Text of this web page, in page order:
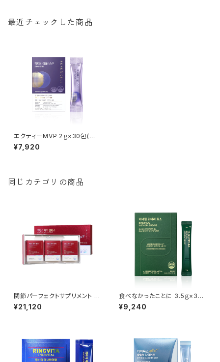
最近チェックした商品
エクティーMVP 2ｇ×30包(細
胞蘇る乳酸菌）【Rene-Cell】ル
ネセル ※ご注文後、お取り寄せ
¥7,920
同じカテゴリの商品
関節パーフェクトサプリメント 11
ｇ×30包(33ｇ)【Rene-Cell】
ルネセル ※ご注文後、お取り寄
¥21,120
食べなかったことに 3.5ｇ×30
包(酵素)【Rene-Cell】ルネセル
※ご注文後、お取り寄せとなる
¥9,240